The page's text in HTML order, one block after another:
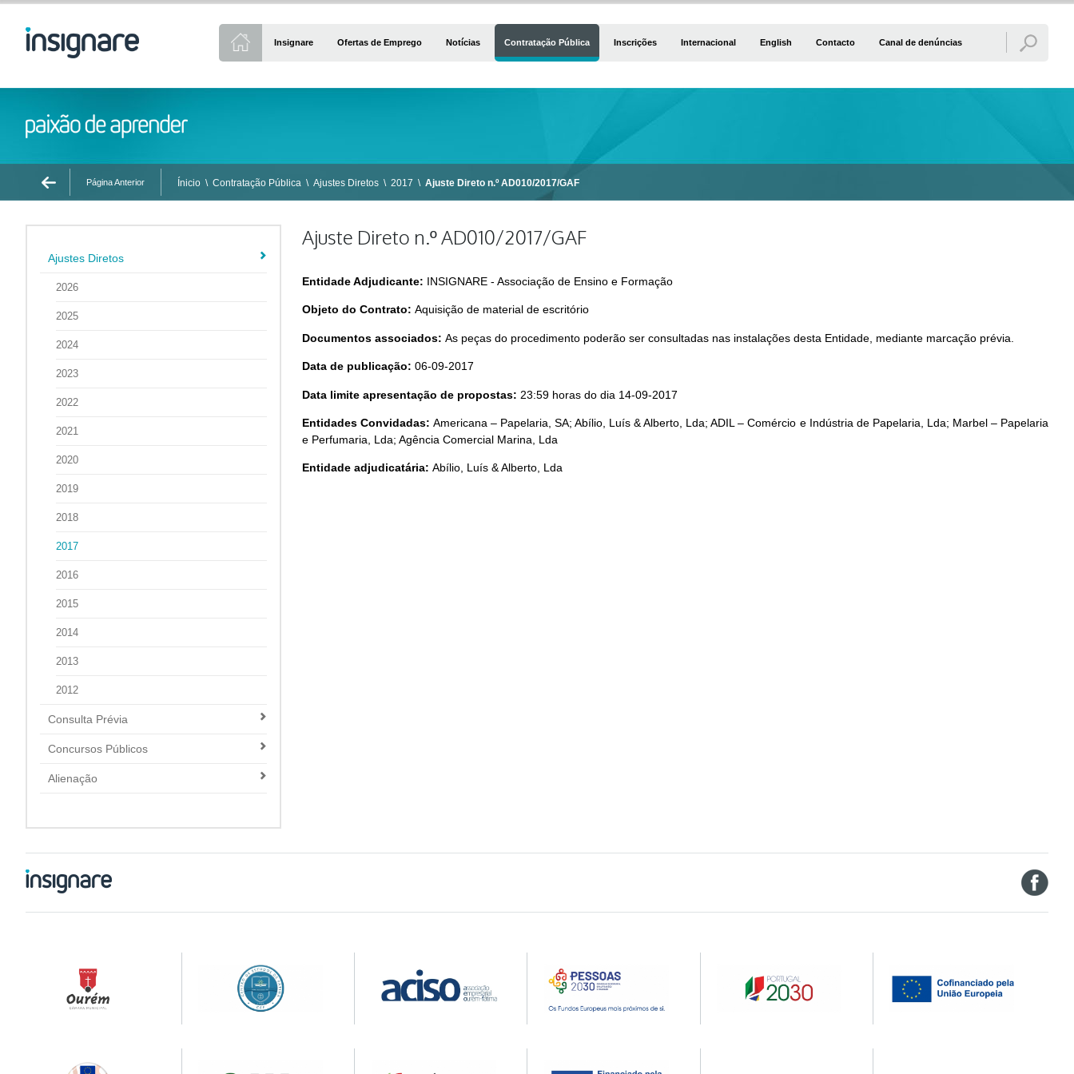
Insignare Ofertas de Emprego Notícias Contratação Pública Inscrições Internacional English Contacto Canal de denúncias
Página Anterior Ínicio \ Contratação Pública \ Ajustes Diretos \ 2017 \ Ajuste Direto n.º AD010/2017/GAF
Ajustes Diretos
2026
2025
2024
2023
2022
2021
2020
2019
2018
2017
2016
2015
2014
2013
2012
Consulta Prévia
Concursos Públicos
Alienação
Ajuste Direto n.º AD010/2017/GAF
Entidade Adjudicante: INSIGNARE - Associação de Ensino e Formação
Objeto do Contrato: Aquisição de material de escritório
Documentos associados: As peças do procedimento poderão ser consultadas nas instalações desta Entidade, mediante marcação prévia.
Data de publicação: 06-09-2017
Data limite apresentação de propostas: 23:59 horas do dia 14-09-2017
Entidades Convidadas: Americana – Papelaria, SA; Abílio, Luís & Alberto, Lda; ADIL – Comércio e Indústria de Papelaria, Lda; Marbel – Papelaria
e Perfumaria, Lda; Agência Comercial Marina, Lda
Entidade adjudicatária: Abílio, Luís & Alberto, Lda